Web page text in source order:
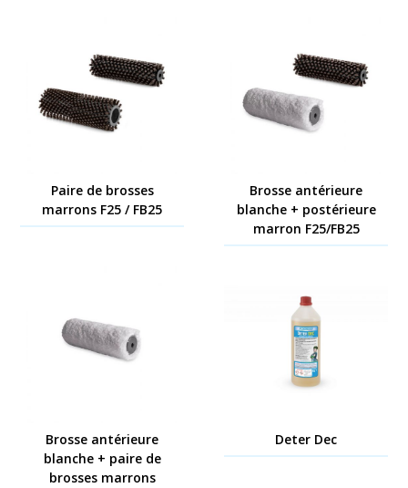
Paire de brosses
marrons F25 / FB25
Brosse antérieure
blanche + postérieure
marron F25/FB25
Brosse antérieure
blanche + paire de
brosses marrons
Deter Dec